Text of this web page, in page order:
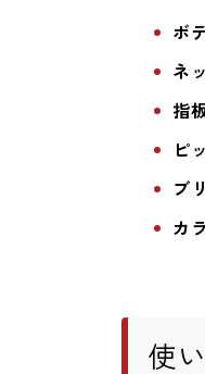
ボ
ネ
指
ピ
ブ
カ
使